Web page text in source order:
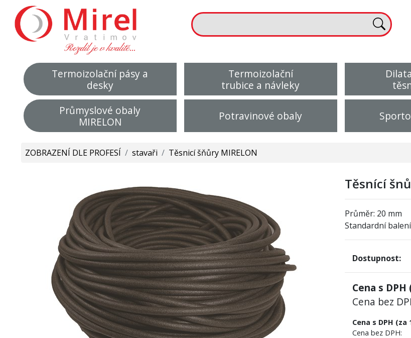
Termoizolační pásy a
desky
Termoizolační
trubice a návleky
Průmyslové obaly
MIRELON
Potravinové obaly
ZOBRAZENÍ DLE PROFESÍ / stavaři / Těsnicí šňůry MIRELON
Těsnící
Průměr: 20 mm
Standardní
Dostupnost:
Cena s DPH
Cena bez
Cena s DPH (za
Cena bez DPH: